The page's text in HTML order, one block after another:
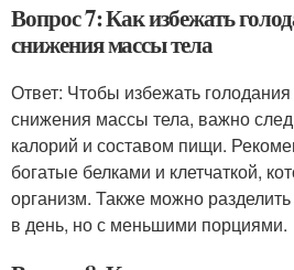
Вопрос 7: Как избежать
снижения массы тела
Ответ: Чтобы избежать
снижения массы тела, важно
калорий и составом пищи.
богатые белками и клетчаткой,
организм. Также можно
в день, но с меньшими порциями.